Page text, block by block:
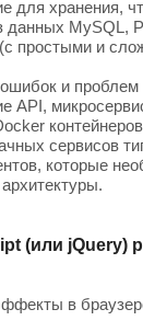
для хранения,
данных MySQL,
простыми и
и проблем
API,
сервисов
которые
(или jQuery)
в